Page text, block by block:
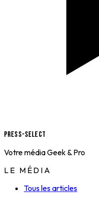
Press-Select
Votre média Geek & Pro
LE MÉDIA
Tous les articles